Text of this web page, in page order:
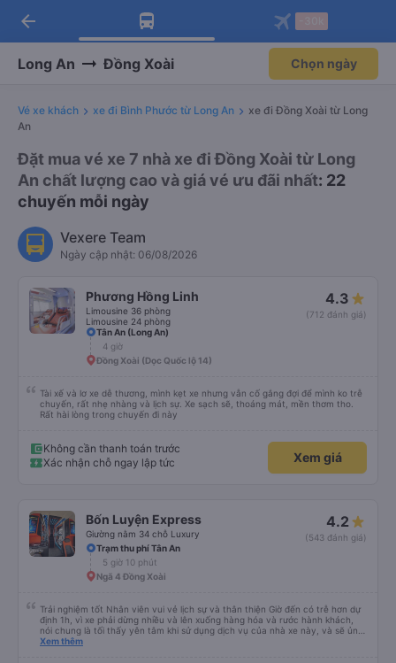
Tải app Vexere ngay!
Nhận ưu đãi thành viên độc
Mở app
Tải app Vexere
-30k/ghế khi đặt vé máy bay qua
Mở app
arrow_back
Long An Đồng Xoài Chọn ngày
Vé xe khách xe đi Bình Phước từ Long An
xe đi Đồng Xoài từ Long
An
Đặt mua vé xe 7 nhà xe đi Đồng Xoài từ Long
An chất lượng cao và giá vé ưu đãi nhất: 22
chuyến mỗi ngày
Vexere Team
Ngày cập nhật: 06/08/2026
Phương Hồng Linh
Limousine 36 phòng
Limousine 24 phòng
4.3
(712 đánh giá)
Tân An (Long An)
4 giờ
Đồng Xoài (Dọc Quốc lộ 14)
Tài xế và lơ xe dễ thương, mình kẹt xe nhưng vẫn cố gắng đợi để mình ko trễ
chuyến, rất nhẹ nhàng và lịch sự. Xe sạch sẽ, thoáng mát, mền thơm tho.
Rất hài lòng trong chuyến đi này
Không cần thanh toán trước
Xác nhận chỗ ngay lập tức
Xem giá
Bốn Luyện Express
Giường nằm 34 chỗ Luxury
4.2
(543 đánh giá)
Trạm thu phí Tân An
5 giờ 10 phút
Ngã 4 Đồng Xoài
Trải nghiệm tốt Nhân viên vui vẻ lịch sự và thân thiện Giờ đến có trễ hơn dự
định 1h, vì xe phải dừng nhiều và lên xuống hàng hóa và rước hành khách,
nói chung là tối thấy yên tâm khi sử dụng dịch vụ của nhà xe này, và sẽ ủng
hộ và giới thiệu cho người thân sử dụng dịch vụ của nhà xe này
Xem thêm